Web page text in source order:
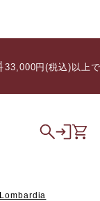
円(税込)以上で